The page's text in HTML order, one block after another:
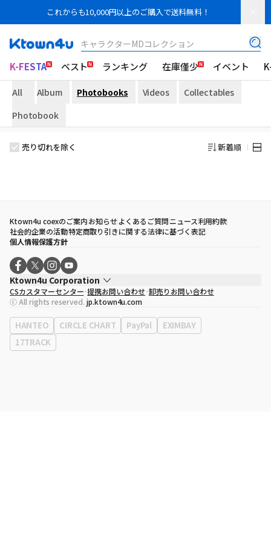
これからも10,000円以上のご購入で送料無料！
キャラクターMDコレクション
K-FESTA ベスト ランキング 在庫僅少 イベント
All Album Photobooks Videos
Collectables
Photobook
売り切れを除く 新着順
Ktown4u coexのご案内お知らせよくあるご質問ニュース利用約款
社会的企業の活動特定商取り引きに関する法律に基づく表記
個人情報保護方針
Ktown4u Corporation
代表取締役
ソン・ヒョミン
事業者登録番号120-87-71116
eContext
0120-23-7523
事務所住所
ソウル特別市江南区永東大路513、3階(三成洞、coex)
CSカスタマーセンター 提携お問い合わせ 卸売りお問い合わせ
ⓒ All rights reserved. jp.ktown4u.com
HANTEO CIRCLE CHART PayPal
EXIMBAY
17TRACK